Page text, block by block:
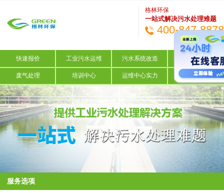
格林环保
一站式解决污水处理难题
400-847-8878
快速报价 工业污水运维 污水系统改造 解决方案咨询
废气处理 培训中心 运维中心实力 关于我们
服务选项